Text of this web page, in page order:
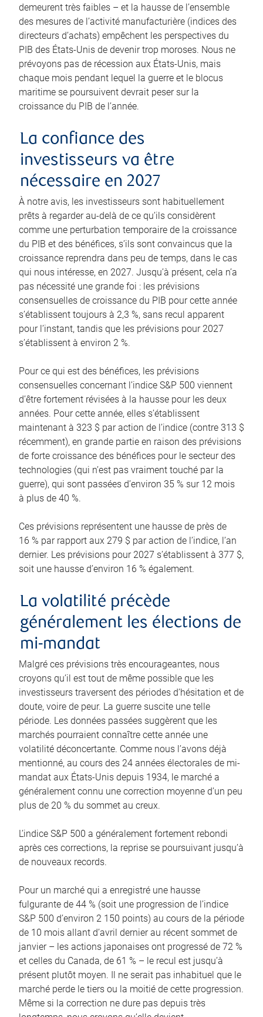
demeurent très faibles – et la hausse de l’ensemble
des mesures de l’activité manufacturière (indices des
directeurs d’achats) empêchent les perspectives du
PIB des États-Unis de devenir trop moroses. Nous ne
prévoyons pas de récession aux États-Unis, mais
chaque mois pendant lequel la guerre et le blocus
maritime se poursuivent devrait peser sur la
croissance du PIB de l’année.
La confiance des
investisseurs va être
nécessaire en 2027
À notre avis, les investisseurs sont habituellement
prêts à regarder au-delà de ce qu’ils considèrent
comme une perturbation temporaire de la croissance
du PIB et des bénéfices, s’ils sont convaincus que la
croissance reprendra dans peu de temps, dans le cas
qui nous intéresse, en 2027. Jusqu’à présent, cela n’a
pas nécessité une grande foi : les prévisions
consensuelles de croissance du PIB pour cette année
s’établissent toujours à 2,3 %, sans recul apparent
pour l’instant, tandis que les prévisions pour 2027
s’établissent à environ 2 %.
Pour ce qui est des bénéfices, les prévisions
consensuelles concernant l’indice S&P 500 viennent
d’être fortement révisées à la hausse pour les deux
années. Pour cette année, elles s’établissent
maintenant à 323 $ par action de l’indice (contre 313 $
récemment), en grande partie en raison des prévisions
de forte croissance des bénéfices pour le secteur des
technologies (qui n’est pas vraiment touché par la
guerre), qui sont passées d’environ 35 % sur 12 mois
à plus de 40 %.
Ces prévisions représentent une hausse de près de
16 % par rapport aux 279 $ par action de l’indice, l’an
dernier. Les prévisions pour 2027 s’établissent à 377 $,
soit une hausse d’environ 16 % également.
La volatilité précède
généralement les élections de
mi-mandat
Malgré ces prévisions très encourageantes, nous
croyons qu’il est tout de même possible que les
investisseurs traversent des périodes d’hésitation et de
doute, voire de peur. La guerre suscite une telle
période. Les données passées suggèrent que les
marchés pourraient connaître cette année une
volatilité déconcertante. Comme nous l’avons déjà
mentionné, au cours des 24 années électorales de mi-
mandat aux États-Unis depuis 1934, le marché a
généralement connu une correction moyenne d’un peu
plus de 20 % du sommet au creux.
L’indice S&P 500 a généralement fortement rebondi
après ces corrections, la reprise se poursuivant jusqu’à
de nouveaux records.
Pour un marché qui a enregistré une hausse
fulgurante de 44 % (soit une progression de l’indice
S&P 500 d’environ 2 150 points) au cours de la période
de 10 mois allant d’avril dernier au récent sommet de
janvier – les actions japonaises ont progressé de 72 %
et celles du Canada, de 61 % – le recul est jusqu’à
présent plutôt moyen. Il ne serait pas inhabituel que le
marché perde le tiers ou la moitié de cette progression.
Même si la correction ne dure pas depuis très